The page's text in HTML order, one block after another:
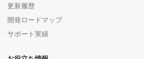
更新履歴
開発ロードマップ
サポート実績